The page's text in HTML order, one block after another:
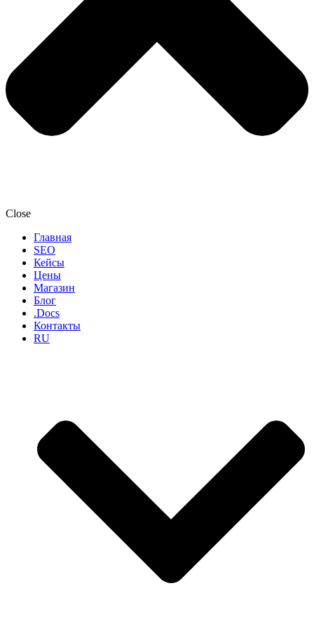
Close
Главная
SEO
Кейсы
Цены
Магазин
Блог
.Docs
Контакты
RU